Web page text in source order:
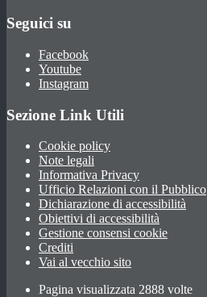
Seguici su
Facebook
Youtube
Instagram
Sezione Link Utili
Cookie policy
Note legali
Informativa Privacy
Ufficio Relazioni con il Pubblico
Dichiarazione di accessibilità
Obiettivi di accessibilità
Gestione consensi cookie
Crediti
Vai al vecchio sito
Pagina visualizzata 2888 volte